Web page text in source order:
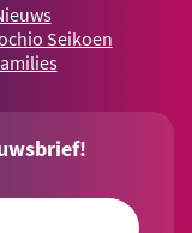
Seikoen